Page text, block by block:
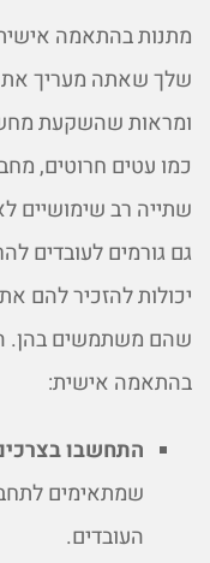
מתנות בהתאמה
שלך שאתה מעריך את
ומראות שהשקעת
כמו עטים חרוטים,
שתייה רב
גם גורמים לעובדים
יכולות להזכיר להם
שהם משתמשים בהן.
בהתאמה אישית:
התחשבו
שמתאימים
העובדים.